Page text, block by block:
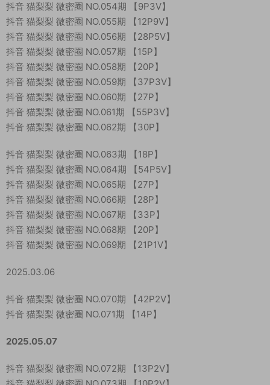
抖音 猫梨梨 微密圈 NO.054期 【9P3V】
抖音 猫梨梨 微密圈 NO.055期 【12P9V】
抖音 猫梨梨 微密圈 NO.056期 【28P5V】
抖音 猫梨梨 微密圈 NO.057期 【15P】
抖音 猫梨梨 微密圈 NO.058期 【20P】
抖音 猫梨梨 微密圈 NO.059期 【37P3V】
抖音 猫梨梨 微密圈 NO.060期 【27P】
抖音 猫梨梨 微密圈 NO.061期 【55P3V】
抖音 猫梨梨 微密圈 NO.062期 【30P】
抖音 猫梨梨 微密圈 NO.063期 【18P】
抖音 猫梨梨 微密圈 NO.064期 【54P5V】
抖音 猫梨梨 微密圈 NO.065期 【27P】
抖音 猫梨梨 微密圈 NO.066期 【28P】
抖音 猫梨梨 微密圈 NO.067期 【33P】
抖音 猫梨梨 微密圈 NO.068期 【20P】
抖音 猫梨梨 微密圈 NO.069期 【21P1V】
2025.03.06
抖音 猫梨梨 微密圈 NO.070期 【42P2V】
抖音 猫梨梨 微密圈 NO.071期 【14P】
2025.05.07
抖音 猫梨梨 微密圈 NO.072期 【13P2V】